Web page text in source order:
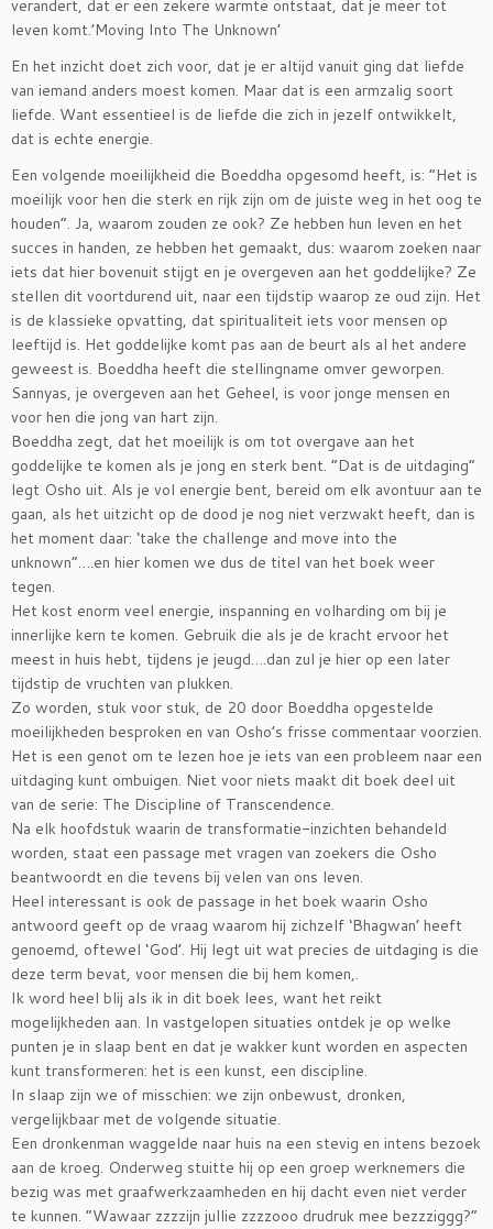
verandert, dat er een zekere warmte ontstaat, dat je meer tot
leven komt.’Moving Into The Unknown’
En het inzicht doet zich voor, dat je er altijd vanuit ging dat liefde
van iemand anders moest komen. Maar dat is een armzalig soort
liefde. Want essentieel is de liefde die zich in jezelf ontwikkelt,
dat is echte energie.
Een volgende moeilijkheid die Boeddha opgesomd heeft, is: “Het is
moeilijk voor hen die sterk en rijk zijn om de juiste weg in het oog te
houden”. Ja, waarom zouden ze ook? Ze hebben hun leven en het
succes in handen, ze hebben het gemaakt, dus: waarom zoeken naar
iets dat hier bovenuit stijgt en je overgeven aan het goddelijke? Ze
stellen dit voortdurend uit, naar een tijdstip waarop ze oud zijn. Het
is de klassieke opvatting, dat spiritualiteit iets voor mensen op
leeftijd is. Het goddelijke komt pas aan de beurt als al het andere
geweest is. Boeddha heeft die stellingname omver geworpen.
Sannyas, je overgeven aan het Geheel, is voor jonge mensen en
voor hen die jong van hart zijn.
Boeddha zegt, dat het moeilijk is om tot overgave aan het
goddelijke te komen als je jong en sterk bent. “Dat is de uitdaging”
legt Osho uit. Als je vol energie bent, bereid om elk avontuur aan te
gaan, als het uitzicht op de dood je nog niet verzwakt heeft, dan is
het moment daar: ‘take the challenge and move into the
unknown”….en hier komen we dus de titel van het boek weer
tegen.
Het kost enorm veel energie, inspanning en volharding om bij je
innerlijke kern te komen. Gebruik die als je de kracht ervoor het
meest in huis hebt, tijdens je jeugd….dan zul je hier op een later
tijdstip de vruchten van plukken.
Zo worden, stuk voor stuk, de 20 door Boeddha opgestelde
moeilijkheden besproken en van Osho’s frisse commentaar voorzien.
Het is een genot om te lezen hoe je iets van een probleem naar een
uitdaging kunt ombuigen. Niet voor niets maakt dit boek deel uit
van de serie: The Discipline of Transcendence.
Na elk hoofdstuk waarin de transformatie-inzichten behandeld
worden, staat een passage met vragen van zoekers die Osho
beantwoordt en die tevens bij velen van ons leven.
Heel interessant is ook de passage in het boek waarin Osho
antwoord geeft op de vraag waarom hij zichzelf ‘Bhagwan’ heeft
genoemd, oftewel ‘God’. Hij legt uit wat precies de uitdaging is die
deze term bevat, voor mensen die bij hem komen,.
Ik word heel blij als ik in dit boek lees, want het reikt
mogelijkheden aan. In vastgelopen situaties ontdek je op welke
punten je in slaap bent en dat je wakker kunt worden en aspecten
kunt transformeren: het is een kunst, een discipline.
In slaap zijn we of misschien: we zijn onbewust, dronken,
vergelijkbaar met de volgende situatie.
Een dronkenman waggelde naar huis na een stevig en intens bezoek
aan de kroeg. Onderweg stuitte hij op een groep werknemers die
bezig was met graafwerkzaamheden en hij dacht even niet verder
te kunnen. “Wawaar zzzzijn jullie zzzzooo drudruk mee bezzziggg?“